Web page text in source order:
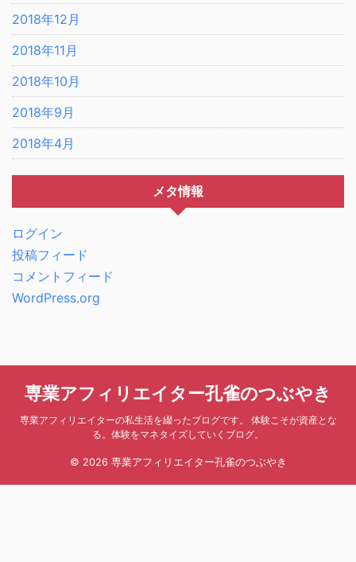
2018年12月
2018年11月
2018年10月
2018年9月
2018年4月
メタ情報
ログイン
投稿フィード
コメントフィード
WordPress.org
専業アフィリエイター孔雀のつぶやき
専業アフィリエイターの私生活を綴ったブログです。 体験こそが資産とな
る。体験をマネタイズしていくブログ。
© 2026 専業アフィリエイター孔雀のつぶやき